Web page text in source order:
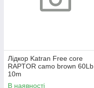
Лідкор Katran Free core
RAPTOR camo brown 60Lb
10m
В наявності